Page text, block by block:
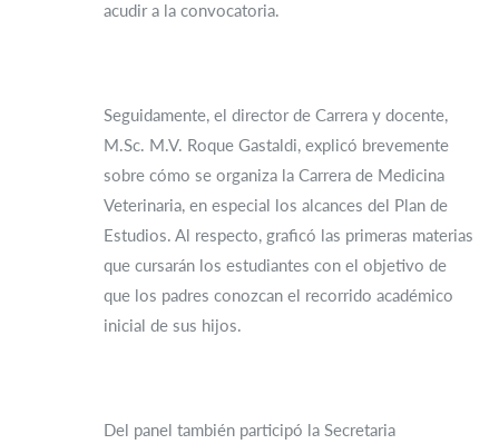
acudir a la convocatoria.
Seguidamente, el director de Carrera y docente,
M.Sc. M.V. Roque Gastaldi, explicó brevemente
sobre cómo se organiza la Carrera de Medicina
Veterinaria, en especial los alcances del Plan de
Estudios. Al respecto, graficó las primeras materias
que cursarán los estudiantes con el objetivo de
que los padres conozcan el recorrido académico
inicial de sus hijos.
Del panel también participó la Secretaria